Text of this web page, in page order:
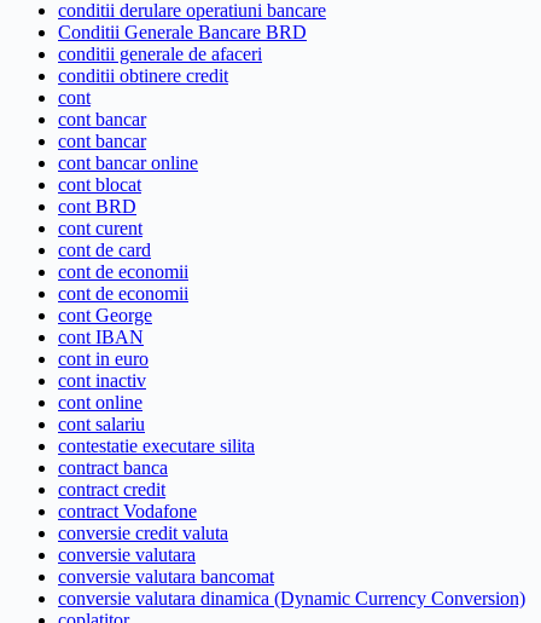
conditii derulare operatiuni bancare
Conditii Generale Bancare BRD
conditii generale de afaceri
conditii obtinere credit
cont
cont bancar
cont bancar
cont bancar online
cont blocat
cont BRD
cont curent
cont de card
cont de economii
cont de economii
cont George
cont IBAN
cont in euro
cont inactiv
cont online
cont salariu
contestatie executare silita
contract banca
contract credit
contract Vodafone
conversie credit valuta
conversie valutara
conversie valutara bancomat
conversie valutara dinamica (Dynamic Currency Conversion)